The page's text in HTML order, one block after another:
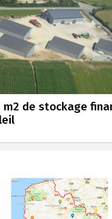
m2 de stockage